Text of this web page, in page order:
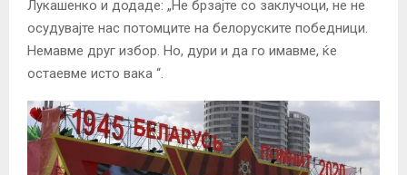
Лукашенко и додаде: „Не брзајте со заклучоци, не не
осудувајте нас потомците на белоруските победници.
Немавме друг избор. Но, дури и да го имавме, ќе
остаевме исто вака “.